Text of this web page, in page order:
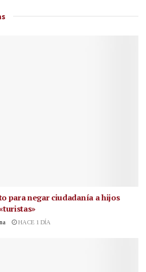
para negar ciudadanía a hijos
HACE 1 DÍA